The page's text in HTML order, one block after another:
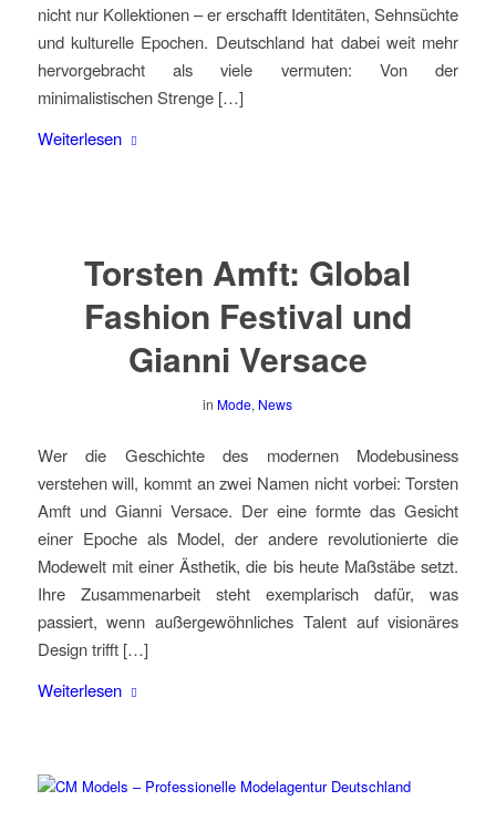
nicht nur Kollektionen – er erschafft Identitäten, Sehnsüchte
und kulturelle Epochen. Deutschland hat dabei weit mehr
hervorgebracht als viele vermuten: Von der
minimalistischen Strenge […]
Weiterlesen
Torsten Amft: Global
Fashion Festival und
Gianni Versace
in Mode, News
Wer die Geschichte des modernen Modebusiness
verstehen will, kommt an zwei Namen nicht vorbei: Torsten
Amft und Gianni Versace. Der eine formte das Gesicht
einer Epoche als Model, der andere revolutionierte die
Modewelt mit einer Ästhetik, die bis heute Maßstäbe setzt.
Ihre Zusammenarbeit steht exemplarisch dafür, was
passiert, wenn außergewöhnliches Talent auf visionäres
Design trifft […]
Weiterlesen